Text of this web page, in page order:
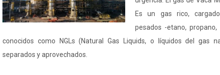
Es un gas rico,
pesados -etano,
conocidos como NGLs (Natural Gas Liquids, o líquidos del gas
separados y aprovechados.